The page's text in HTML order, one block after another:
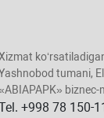
tumani,
biznec-
+998 78 150-